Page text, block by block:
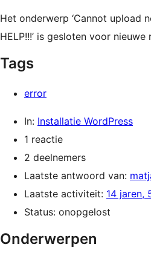
Het onderwerp ‘Cannot upload
HELP!!!’ is gesloten voor nieuwe
Tags
error
In: Installatie WordPress
1 reactie
2 deelnemers
Laatste antwoord van:
Laatste activiteit: 14 jaren,
Status: onopgelost
Onderwerpen